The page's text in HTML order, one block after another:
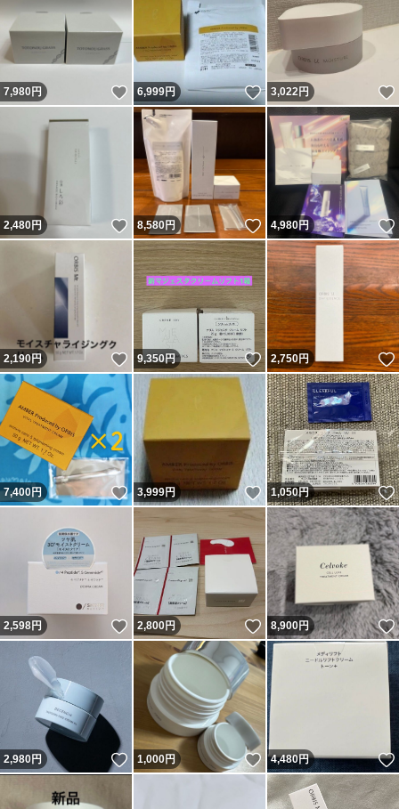
7,980円 いいね！
6,999円 いいね！
3,022円
2,480円 いいね！
8,580円 いいね！
4,980円
2,190円 いいね！
9,350円 いいね！
2,750円
7,400円 いいね！
3,999円 いいね！
1,050円
2,598円 いいね！
2,800円 いいね！
8,900円
2,980円 いいね！
1,000円 いいね！
4,480円